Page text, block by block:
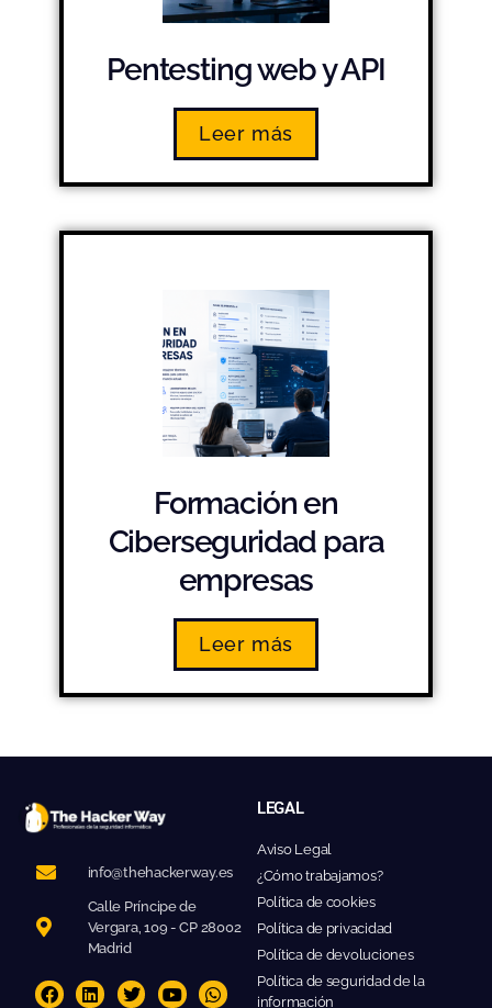
Pentesting web y API
Leer más
Formación en
Ciberseguridad para
empresas
Leer más
info@thehackerway.es
Calle Príncipe de
Vergara, 109 - CP 28002
Madrid
LEGAL
Aviso Legal
¿Cómo trabajamos?
Política de cookies
Política de privacidad
Política de devoluciones
Política de seguridad de la
información